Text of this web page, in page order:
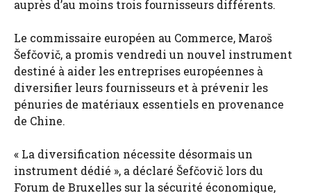
auprès d’au moins trois fournisseurs différents.
Le commissaire européen au Commerce, Maroš
Šefčovič, a promis vendredi un nouvel instrument
destiné à aider les entreprises européennes à
diversifier leurs fournisseurs et à prévenir les
pénuries de matériaux essentiels en provenance
de Chine.
« La diversification nécessite désormais un
instrument dédié », a déclaré Šefčovič lors du
Forum de Bruxelles sur la sécurité économique,